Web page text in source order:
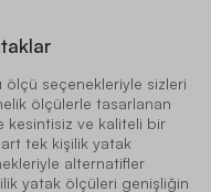
ölçü seçenekleriyle sizleri
ölçülerle tasarlanan
kesintisiz ve kaliteli bir
tek kişilik yatak
alternatifler
yatak ölçüleri genişliğin